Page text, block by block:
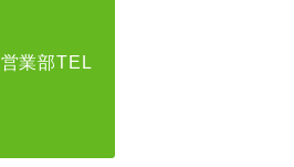
営業部TEL